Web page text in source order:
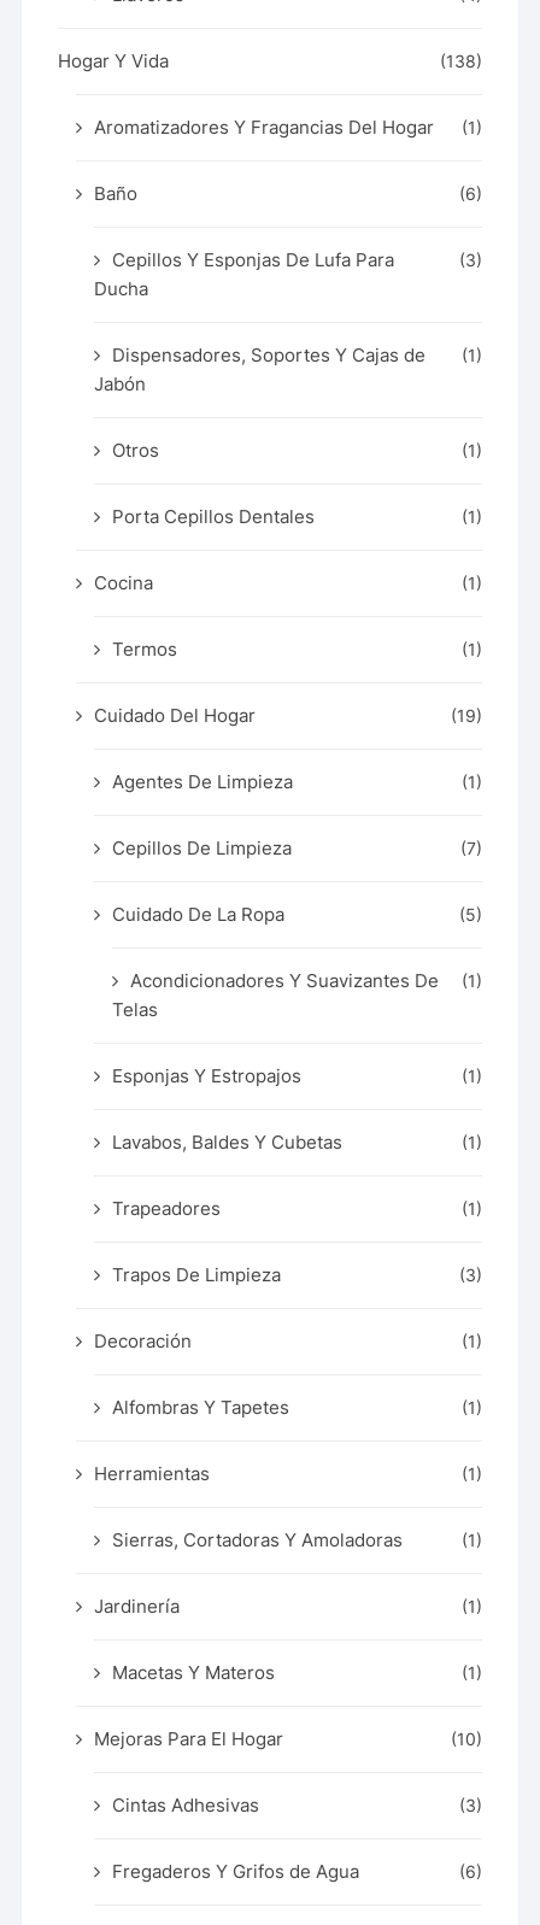
Hogar Y Vida (138)
Aromatizadores Y Fragancias Del Hogar (1)
Baño (6)
Cepillos Y Esponjas De Lufa Para
Ducha
(3)
Dispensadores, Soportes Y Cajas de
Jabón
(1)
Otros (1)
Porta Cepillos Dentales (1)
Cocina (1)
Termos (1)
Cuidado Del Hogar (19)
Agentes De Limpieza (1)
Cepillos De Limpieza (7)
Cuidado De La Ropa (5)
Acondicionadores Y Suavizantes De
Telas
(1)
Esponjas Y Estropajos (1)
Lavabos, Baldes Y Cubetas (1)
Trapeadores (1)
Trapos De Limpieza (3)
Decoración (1)
Alfombras Y Tapetes (1)
Herramientas (1)
Sierras, Cortadoras Y Amoladoras (1)
Jardinería (1)
Macetas Y Materos (1)
Mejoras Para El Hogar (10)
Cintas Adhesivas (3)
Fregaderos Y Grifos de Agua (6)